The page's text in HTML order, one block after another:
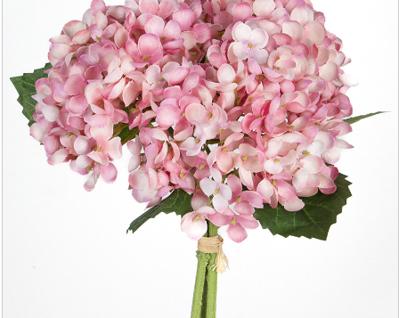
YAPAY BAMBU ÇEŞİTLERİ
YAPAY BONSAI
YAPAY CACTUS & SAZLIK
BÜYÜK AĞAÇ
YAPAY AĞAÇ YAPRAĞI
YAPAY SARMAŞIK & SARKAN BİTKİ
YAPAY SUCCULENT
TEK DAL & DEMET ÇİÇEK
DİKEY BAHÇE& SARMAŞIK ÇİT
ŞOKLANMIŞ & YAPAY PALMİYE
YAPAY DIŞ MEKAN BİTKİLERİ
SAKSILAR
--- HABERLER --
-- İLETİŞİM --